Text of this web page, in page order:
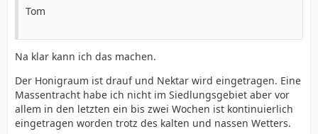
Tom
Na klar kann ich das machen.
Der Honigraum ist drauf und Nektar wird eingetragen. Eine
Massentracht habe ich nicht im Siedlungsgebiet aber vor
allem in den letzten ein bis zwei Wochen ist kontinuierlich
eingetragen worden trotz des kalten und nassen Wetters.